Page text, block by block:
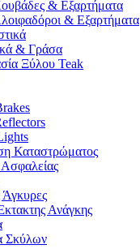
& Εξαρτήματα
& Εξαρτήματα
& Γράσα
Ξύλου Teak
Καταστρώματος
Ασφαλείας
Ανάγκης
Σκύλων